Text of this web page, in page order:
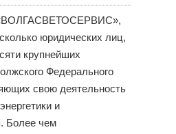
«ВОЛГАСВЕТОСЕРВИС»,
юридических лиц,
крупнейших
Федерального
свою деятельность
и
Более чем